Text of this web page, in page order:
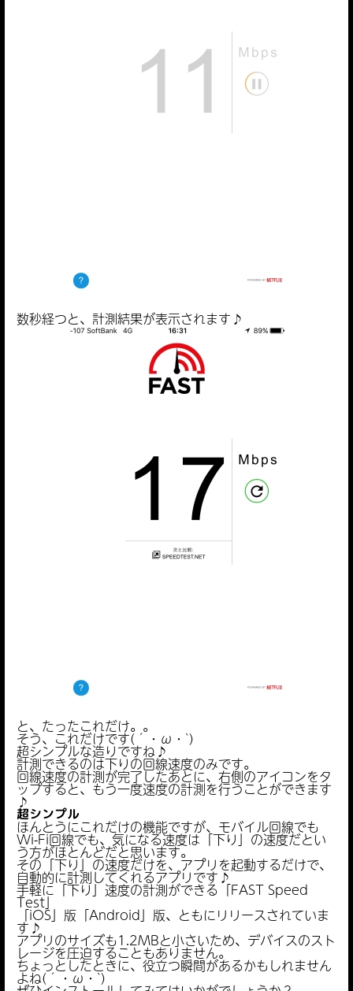
数秒経つと、計測結果が表示されます♪
と、たったこれだけ。。
そう、これだけです(´・ω・`)
超シンプルな造りですね♪
計測できるのは下りの回線速度のみです。
回線速度の計測が完了したあとに、右側のアイコンをタ
ップすると、もう一度速度の計測を行うことができます
♪
超シンプル
ほんとうにこれだけの機能ですが、モバイル回線でも
Wi-Fi回線でも、気になる速度は「下り」の速度だとい
う方がほとんどだと思います。
その「下り」の速度だけを、アプリを起動するだけで、
自動的に計測してくれるアプリです♪
手軽に「下り」速度の計測ができる「FAST Speed
Test」
「iOS」版「Android」版、ともにリリースされていま
す♪
アプリのサイズも1.2MBと小さいため、デバイスのスト
レージを圧迫することもありません。
ちょっとしたときに、役立つ瞬間があるかもしれません
よね(´・ω・`)